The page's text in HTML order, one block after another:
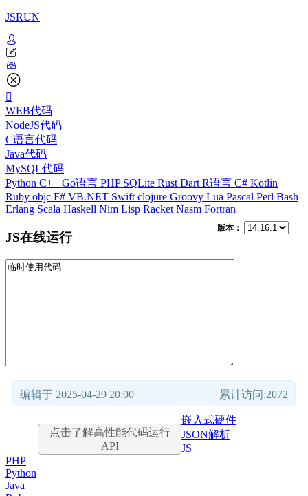
JSRUN
WEB代码
NodeJS代码
C语言代码
Java代码
MySQL代码
Python C++ Go语言 PHP SQLite Rust Dart R语言 C# Kotlin
Ruby objc F# VB.NET Swift clojure Groovy Lua Pascal Perl Bash
Erlang Scala Haskell Nim Lisp Racket Nasm Fortran
JS在线运行
版本：
编辑于 2025-04-29 20:00 累计访问:2072
点击了解高性能代码运行
API
嵌入式硬件
JSON解析
JS
PHP
Python
Java